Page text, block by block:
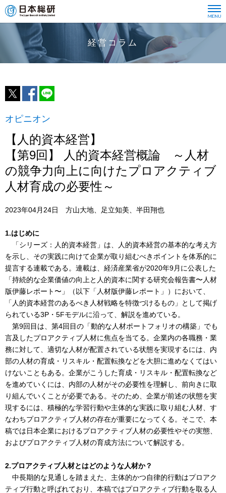
経営コラム
オピニオン
【人的資本経営】
【第9回】 人的資本経営概論 ～人材
の競争力向上に向けたプロアクティブ
人材育成の必要性～
2023年04月24日 方山大地、足立知美、半田翔也
1.はじめに
「シリーズ：人的資本経営」は、人的資本経営の基本的な考え方
を示し、その実践に向けて企業が取り組むべきポイントを体系的に
提言する連載である。連載は、経済産業省が2020年9月に公表した
「持続的な企業価値の向上と人的資本に関する研究会報告書〜人材
版伊藤レポート〜」（以下「人材版伊藤レポート」）において、
「人的資本経営のあるべき人材戦略を特徴づけるもの」として掲げ
られている3P・5Fモデルに沿って、解説を進めている。
第9回目は、第4回目の「動的な人材ポートフォリオの構築」でも
言及したプロアクティブ人材に焦点を当てる。企業内の各職務・業
務に対して、適切な人材が配置されている状態を実現するには、内
部の人材の育成・リスキル・配置転換などを大胆に進めなくてはい
けないこともある。企業がこうした育成・リスキル・配置転換など
を進めていくには、内部の人材がその必要性を理解し、前向きに取
り組んでいくことが必要である。そのため、企業が前述の状態を実
現するには、積極的な学習行動や主体的な実践に取り組む人材、す
なわちプロアクティブ人材の存在が重要になってくる。そこで、本
稿では日本企業におけるプロアクティブ人材の必要性やその実態、
およびプロアクティブ人材の育成方法について解説する。
2.プロアクティブ人材とはどのような人材か？
中長期的な見通しを踏まえた、主体的かつ自律的行動はプロアク
ティブ行動と呼ばれており、本稿ではプロアクティブ行動を取る人